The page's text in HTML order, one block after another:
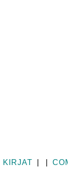
KIRJAT | |